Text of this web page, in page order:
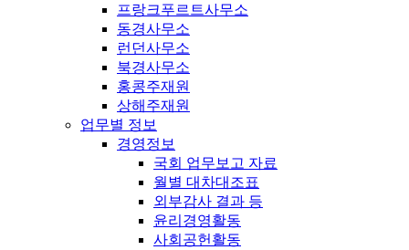
프랑크푸르트사무소
동경사무소
런던사무소
북경사무소
홍콩주재원
상해주재원
업무별 정보
경영정보
국회 업무보고 자료
월별 대차대조표
외부감사 결과 등
윤리경영활동
사회공헌활동